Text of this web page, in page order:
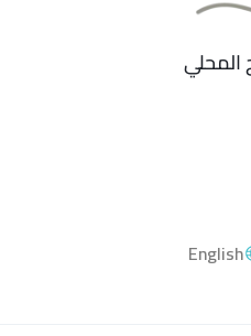
English